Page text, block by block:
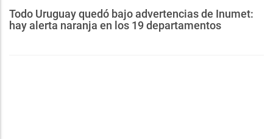
Todo Uruguay quedó bajo advertencias de Inumet:
hay alerta naranja en los 19 departamentos